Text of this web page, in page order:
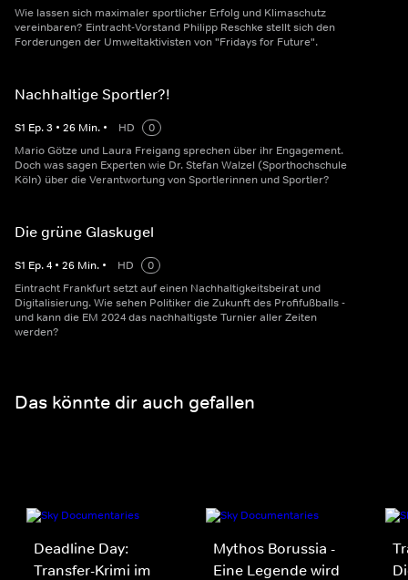
Wie lassen sich maximaler sportlicher Erfolg und Klimaschutz
vereinbaren? Eintracht-Vorstand Philipp Reschke stellt sich den
Forderungen der Umweltaktivisten von "Fridays for Future".
Nachhaltige Sportler?!
S1 Ep.3 • 26 Min. • HD
0
Mario Götze und Laura Freigang sprechen über ihr Engagement.
Doch was sagen Experten wie Dr. Stefan Walzel (Sporthochschule
Köln) über die Verantwortung von Sportlerinnen und Sportler?
Die grüne Glaskugel
S1 Ep.4 • 26 Min. • HD
0
Eintracht Frankfurt setzt auf einen Nachhaltigkeitsbeirat und
Digitalisierung. Wie sehen Politiker die Zukunft des Profifußballs -
und kann die EM 2024 das nachhaltigste Turnier aller Zeiten
werden?
Das könnte dir auch gefallen
Deadline Day:
Transfer-Krimi im
Mythos Borussia -
Eine Legende wird